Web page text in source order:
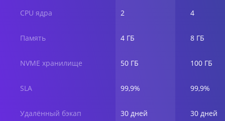
CPU ядра
Память
NVME хранилище
SLA
Удалённый бэкап
2
4 ГБ
50 ГБ
99,9%
30 дней
4
8 ГБ
100 ГБ
99,9%
30 дней